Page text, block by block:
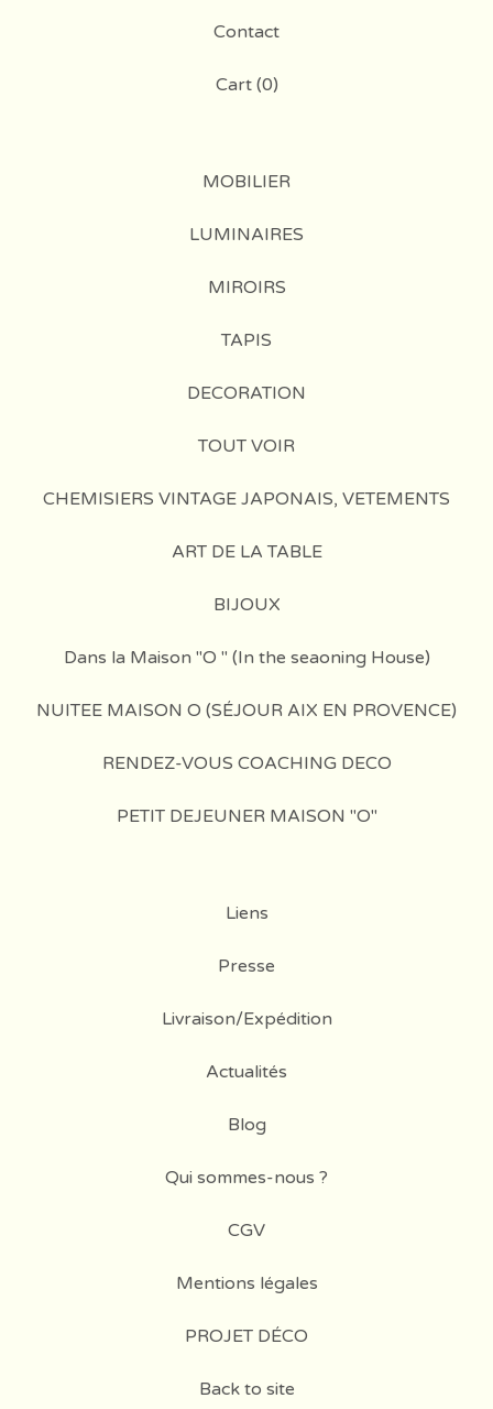
Contact
Cart (0)
MOBILIER
LUMINAIRES
MIROIRS
TAPIS
DECORATION
TOUT VOIR
CHEMISIERS VINTAGE JAPONAIS, VETEMENTS
ART DE LA TABLE
BIJOUX
Dans la Maison "O " (In the seaoning House)
NUITEE MAISON O (SÉJOUR AIX EN PROVENCE)
RENDEZ-VOUS COACHING DECO
PETIT DEJEUNER MAISON "O"
Liens
Presse
Livraison/Expédition
Actualités
Blog
Qui sommes-nous ?
CGV
Mentions légales
PROJET DÉCO
Back to site